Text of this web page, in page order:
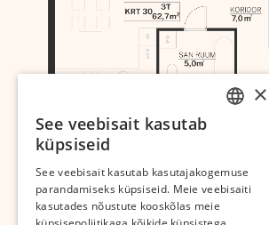
Arendab:
×
See veebisait kasutab
küpsiseid
See veebisait kasutab kasutajakogemuse
parandamiseks küpsiseid. Meie veebisaiti
kasutades nõustute kooskõlas meie